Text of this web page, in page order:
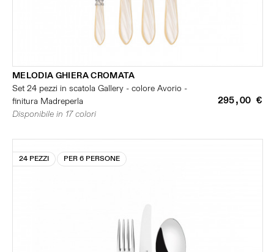
MELODIA GHIERA CROMATA
Set 24 pezzi in scatola Gallery - colore Avorio -
finitura Madreperla
295,00 €
Disponibile in 17 colori
24 PEZZI PER 6 PERSONE